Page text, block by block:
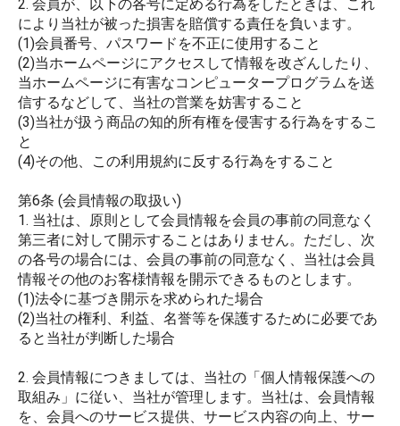
2. 会員が、以下の各号に定める行為をしたときは、これ
により当社が被った損害を賠償する責任を負います。
(1)会員番号、パスワードを不正に使用すること
(2)当ホームページにアクセスして情報を改ざんしたり、
当ホームページに有害なコンピュータープログラムを送
信するなどして、当社の営業を妨害すること
(3)当社が扱う商品の知的所有権を侵害する行為をするこ
と
(4)その他、この利用規約に反する行為をすること
第6条 (会員情報の取扱い)
1. 当社は、原則として会員情報を会員の事前の同意なく
第三者に対して開示することはありません。ただし、次
の各号の場合には、会員の事前の同意なく、当社は会員
情報その他のお客様情報を開示できるものとします。
(1)法令に基づき開示を求められた場合
(2)当社の権利、利益、名誉等を保護するために必要であ
ると当社が判断した場合
2. 会員情報につきましては、当社の「個人情報保護への
取組み」に従い、当社が管理します。当社は、会員情報
を、会員へのサービス提供、サービス内容の向上、サー